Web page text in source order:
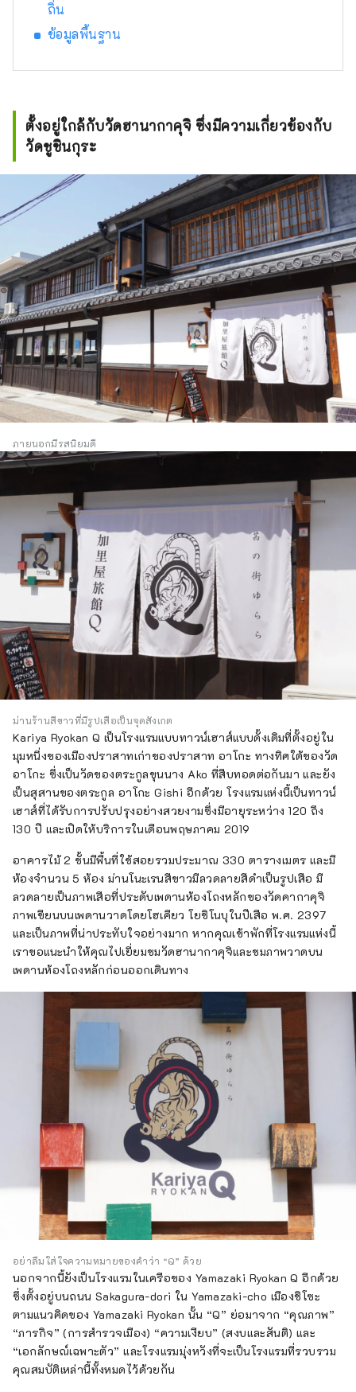
ถิ่น
ข้อมูลพื้นฐาน
ตั้งอยู่ใกล้กับวัดฮานากาคุจิ ซึ่งมีความเกี่ยวข้องกับ
วัดชูชินกุระ
ภายนอกมีรสนิยมดี
ม่านร้านสีขาวที่มีรูปเสือเป็นจุดสังเกต
Kariya Ryokan Q เป็นโรงแรมแบบทาวน์เฮาส์แบบดั้งเดิมที่ตั้งอยู่ใน
มุมหนึ่งของเมืองปราสาทเก่าของปราสาท อาโกะ ทางทิศใต้ของวัด
อาโกะ ซึ่งเป็นวัดของตระกูลขุนนาง Ako ที่สืบทอดต่อกันมา และยัง
เป็นสุสานของตระกูล อาโกะ Gishi อีกด้วย โรงแรมแห่งนี้เป็นทาวน์
เฮาส์ที่ได้รับการปรับปรุงอย่างสวยงามซึ่งมีอายุระหว่าง 120 ถึง
130 ปี และเปิดให้บริการในเดือนพฤษภาคม 2019
อาคารไม้ 2 ชั้นมีพื้นที่ใช้สอยรวมประมาณ 330 ตารางเมตร และมี
ห้องจำนวน 5 ห้อง ม่านโนะเรนสีขาวมีลวดลายสีดำเป็นรูปเสือ มี
ลวดลายเป็นภาพเสือที่ประดับเพดานห้องโถงหลักของวัดคากาคุจิ
ภาพเขียนบนเพดานวาดโดยโฮเคียว โยชิโนบุในปีเสือ พ.ศ. 2397
และเป็นภาพที่น่าประทับใจอย่างมาก หากคุณเข้าพักที่โรงแรมแห่งนี้
เราขอแนะนำให้คุณไปเยี่ยมชมวัดฮานากาคุจิและชมภาพวาดบน
เพดานห้องโถงหลักก่อนออกเดินทาง
อย่าลืมใส่ใจความหมายของคำว่า “Q” ด้วย
นอกจากนี้ยังเป็นโรงแรมในเครือของ Yamazaki Ryokan Q อีกด้วย
ซึ่งตั้งอยู่บนถนน Sakagura-dori ใน Yamazaki-cho เมืองชิโซะ
ตามแนวคิดของ Yamazaki Ryokan นั้น “Q” ย่อมาจาก “คุณภาพ”
“ภารกิจ” (การสำรวจเมือง) “ความเงียบ” (สงบและสันติ) และ
“เอกลักษณ์เฉพาะตัว” และโรงแรมมุ่งหวังที่จะเป็นโรงแรมที่รวบรวม
คุณสมบัติเหล่านี้ทั้งหมดไว้ด้วยกัน